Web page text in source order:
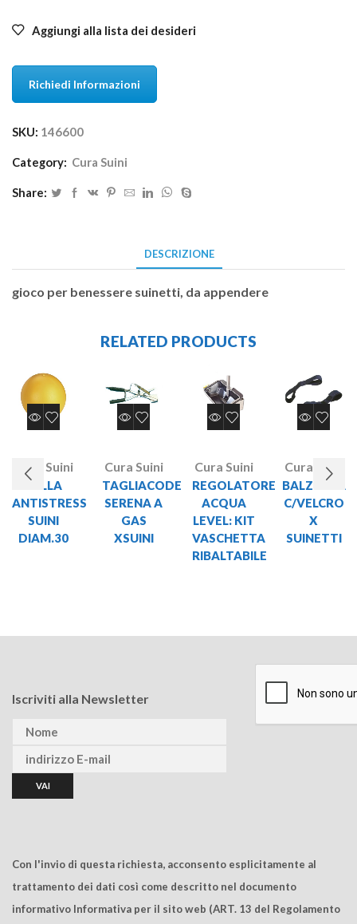
Aggiungi alla lista dei desideri
Richiedi Informazioni
SKU: 146600
Category: Cura Suini
Share:
DESCRIZIONE
gioco per benessere suinetti, da appendere
RELATED PRODUCTS
Cura Suini
PALLA
ANTISTRESS
SUINI
DIAM.30
Cura Suini
TAGLIACODE
SERENA A
GAS
XSUINI
Cura Suini
REGOLATORE
ACQUA
LEVEL: KIT
VASCHETTA
RIBALTABILE
Cura Suini
BALZETTA
C/VELCRO
X
SUINETTI
Iscriviti alla Newsletter
Con l'invio di questa richiesta, acconsento esplicitamente al
trattamento dei dati così come descritto nel documento
informativo Informativa per il sito web (ART. 13 del Regolamento